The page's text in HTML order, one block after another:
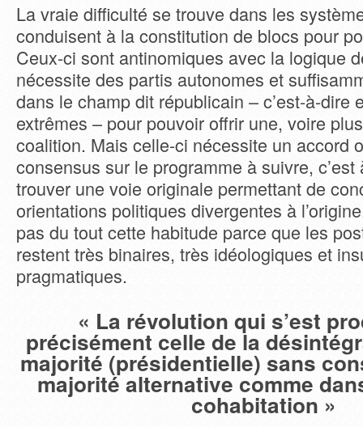
La vraie difficulté se trouve dans les
conduisent à la constitution de blocs pour
Ceux-ci sont antinomiques avec la logique
nécessite des partis autonomes et
dans le champ dit républicain – c’est-à-dire
extrêmes – pour pouvoir offrir une, voire
coalition. Mais celle-ci nécessite un accord
consensus sur le programme à suivre,
trouver une voie originale permettant de
orientations politiques divergentes à
pas du tout cette habitude parce que les
restent très binaires, très idéologiques et
pragmatiques.
« La révolution qui s’est
précisément celle de la
majorité (présidentielle) sans
majorité alternative comme
cohabitation »